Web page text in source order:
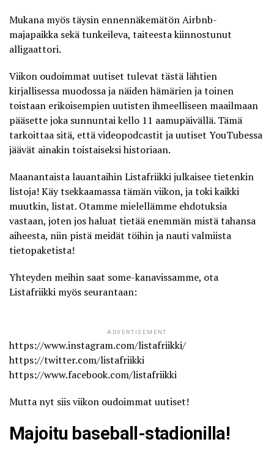
Mukana myös täysin ennennäkemätön Airbnb-
majapaikka sekä tunkeileva, taiteesta kiinnostunut
alligaattori.
Viikon oudoimmat uutiset tulevat tästä lähtien
kirjallisessa muodossa ja näiden hämärien ja toinen
toistaan erikoisempien uutisten ihmeelliseen maailmaan
pääsette joka sunnuntai kello 11 aamupäivällä. Tämä
tarkoittaa sitä, ettävideopodcastit ja uutiset YouTubessa
jäävät ainakin toistaiseksi historiaan.
Maanantaista lauantaihinListafriikkijulkaisee tietenkin
listoja! Käy tsekkaamassa tämän viikon, ja toki kaikki
muutkin, listat. Otamme mielellämme ehdotuksia
vastaan, joten jos haluat tietää enemmän mistä tahansa
aiheesta, niin pistä meidät töihin ja nauti valmiista
tietopaketista!
Yhteyden meihin saat some-kanavissamme, ota
Listafriikki myös seurantaan:
ADVERTISEMENT
https://www.instagram.com/listafriikki/
https://twitter.com/listafriikki
https://www.facebook.com/listafriikki
Mutta nyt siis viikon oudoimmat uutiset!
Majoitu baseball-stadionilla!